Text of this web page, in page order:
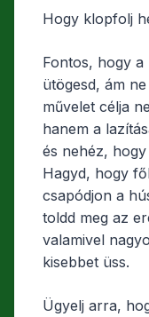
Hogy klopfolj
Fontos, hogy
ütögesd, ám
művelet célja
hanem a
és nehéz,
Hagyd, hogy
csapódjon a
toldd meg az
valamivel
kisebbet üss.
Ügyelj arra,